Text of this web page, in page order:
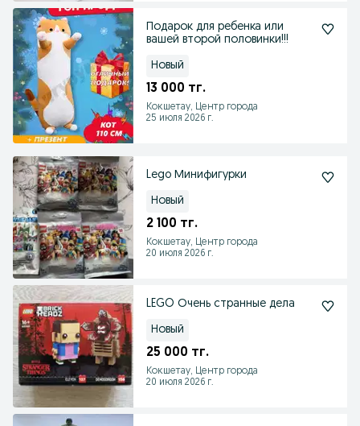
Подарок для ребенка или
вашей второй половинки!!!
Новый
13 000 тг.
Кокшетау, Центр города
25 июля 2026 г.
Lego Минифигурки
Новый
2 100 тг.
Кокшетау, Центр города
20 июля 2026 г.
LEGO Очень странные дела
Новый
25 000 тг.
Кокшетау, Центр города
20 июля 2026 г.